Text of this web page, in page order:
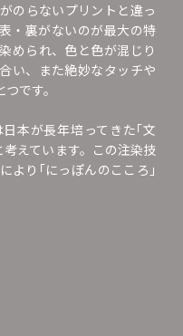
のらないプリントと違っ
・裏がないのが最大の特
められ、色と色が混じり
い、また絶妙なタッチや
です。
本が長年培ってきた｢文
えています。この注染技
より｢にっぽんのこころ｣